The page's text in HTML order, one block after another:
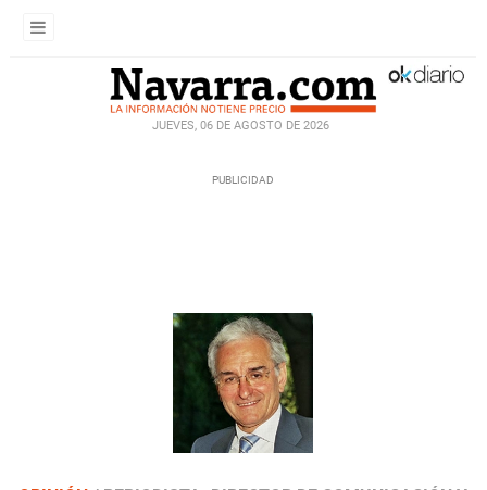
JUEVES, 06 DE AGOSTO DE 2026